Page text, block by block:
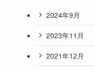
2024年9月
2023年11月
2021年12月